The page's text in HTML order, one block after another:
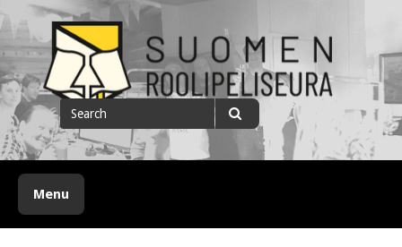
to
content
Suomen roolipeliseura
Search
for
Search
Menu